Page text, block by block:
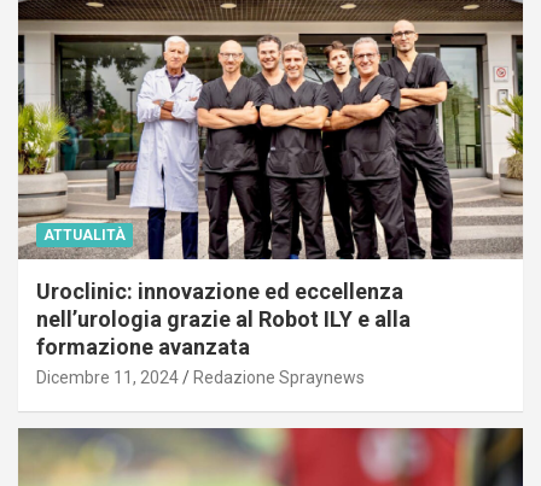
ATTUALITÀ
Uroclinic: innovazione ed eccellenza
nell’urologia grazie al Robot ILY e alla
formazione avanzata
Dicembre 11, 2024 Redazione Spraynews